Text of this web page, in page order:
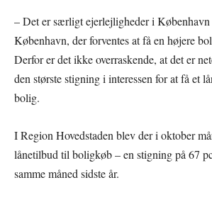
– Det er særligt ejerlejligheder i
København, der forventes at få en højere
Derfor er det ikke overraskende, at det er
den største stigning i interessen for at få et
bolig.
I Region Hovedstaden blev der i oktober
lånetilbud til boligkøb – en stigning på 67
samme måned sidste år.